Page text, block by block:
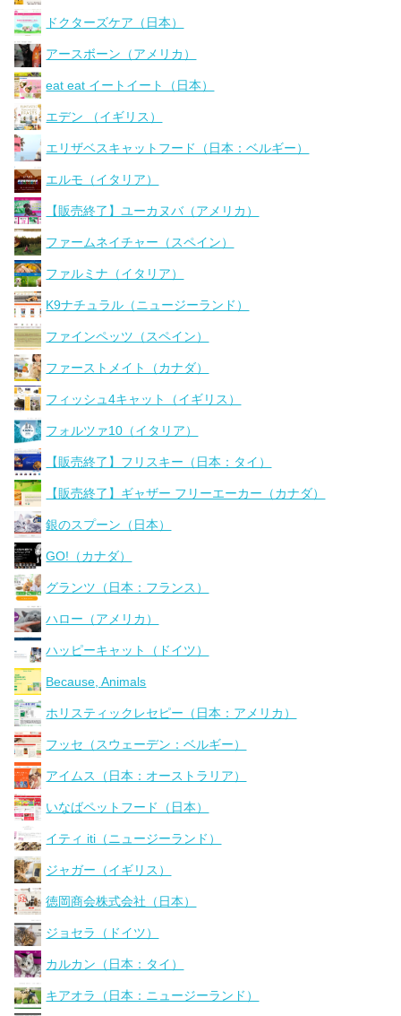
ドクターズケア（日本）
アースボーン（アメリカ）
eat eat イートイート（日本）
エデン （イギリス）
エリザベスキャットフード（日本：ベルギー）
エルモ（イタリア）
【販売終了】ユーカヌバ（アメリカ）
ファームネイチャー（スペイン）
ファルミナ（イタリア）
K9ナチュラル（ニュージーランド）
ファインペッツ（スペイン）
ファーストメイト（カナダ）
フィッシュ4キャット（イギリス）
フォルツァ10（イタリア）
【販売終了】フリスキー（日本：タイ）
【販売終了】ギャザー フリーエーカー（カナダ）
銀のスプーン（日本）
GO!（カナダ）
グランツ（日本：フランス）
ハロー（アメリカ）
ハッピーキャット（ドイツ）
Because, Animals
ホリスティックレセピー（日本：アメリカ）
フッセ（スウェーデン：ベルギー）
アイムス（日本：オーストラリア）
いなばペットフード（日本）
イティ iti（ニュージーランド）
ジャガー（イギリス）
徳岡商会株式会社（日本）
ジョセラ（ドイツ）
カルカン（日本：タイ）
キアオラ（日本：ニュージーランド）